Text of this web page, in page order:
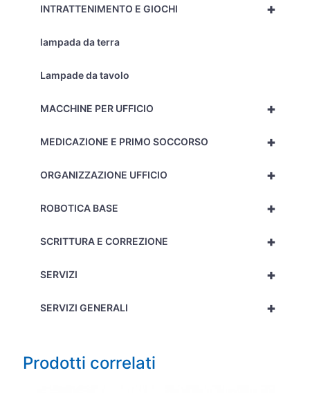
+
INTRATTENIMENTO E GIOCHI
lampada da terra
Lampade da tavolo
+
MACCHINE PER UFFICIO
+
MEDICAZIONE E PRIMO SOCCORSO
+
ORGANIZZAZIONE UFFICIO
+
ROBOTICA BASE
+
SCRITTURA E CORREZIONE
+
SERVIZI
+
SERVIZI GENERALI
Prodotti correlati